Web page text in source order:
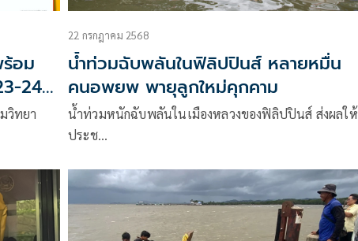
อม
24
วิทยา
22 กรกฎาคม 2568
น้ำท่วมฉับพลันในฟิลิปปินส์ หลายหมื่น
คนอพยพ พายุลูกใหม่คุกคาม
น้ำท่วมหนักฉับพลันในเมืองหลวงของฟิลิปปินส์ ส่งผลให้
ประช…